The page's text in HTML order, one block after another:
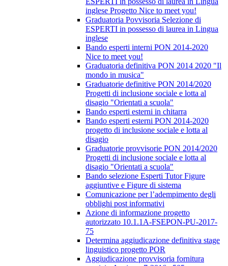
inglese Progetto Nice to meet you!
Graduatoria Povvisoria Selezione di
ESPERTI in possesso di laurea in Lingua
inglese
Bando esperti interni PON 2014-2020
Nice to meet you!
Graduatoria definitiva PON 2014 2020 "Il
mondo in musica"
Graduatorie definitive PON 2014/2020
Progetti di inclusione sociale e lotta al
disagio "Orientati a scuola"
Bando esperti esterni in chitarra
Bando esperti esterni PON 2014-2020
progetto di inclusione sociale e lotta al
disagio
Graduatorie provvisorie PON 2014/2020
Progetti di inclusione sociale e lotta al
disagio "Orientati a scuola"
Bando selezione Esperti Tutor Figure
aggiuntive e Figure di sistema
Comunicazione per l’adempimento degli
obblighi post informativi
Azione di informazione progetto
autorizzato 10.1.1A-FSEPON-PU-2017-
75
Determina aggiudicazione definitiva stage
linguistico progetto POR
Aggiudicazione provvisoria fornitura